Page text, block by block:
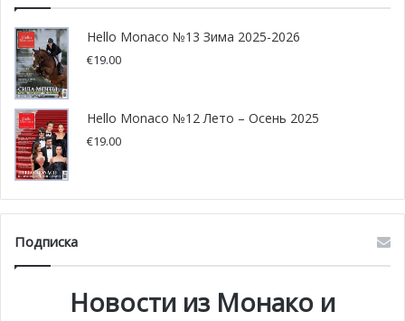
Hello Monaco №13 Зима 2025-2026
€19.00
Hello Monaco №12 Лето – Осень 2025
€19.00
Подписка
Новости из Монако и